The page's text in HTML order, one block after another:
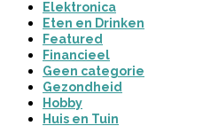
Elektronica
Eten en Drinken
Featured
Financieel
Geen categorie
Gezondheid
Hobby
Huis en Tuin